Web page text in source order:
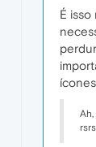
É isso